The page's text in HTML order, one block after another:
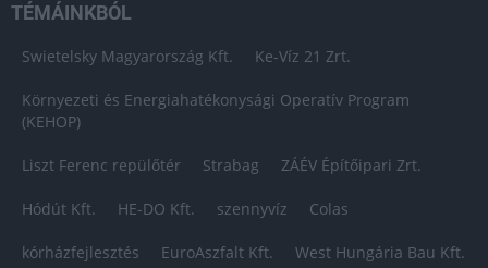
TÉMÁINKBÓL
Swietelsky Magyarország Kft. Ke-Víz 21 Zrt.
Környezeti és Energiahatékonysági Operatív Program
(KEHOP)
Liszt Ferenc repülőtér Strabag ZÁÉV Építőipari Zrt.
Hódút Kft. HE-DO Kft. szennyvíz Colas
kórházfejlesztés EuroAszfalt Kft. West Hungária Bau Kft.